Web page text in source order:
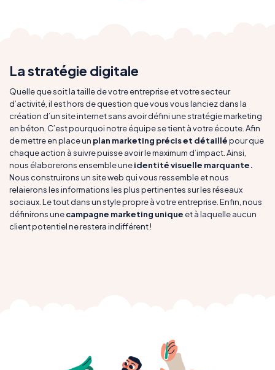
La stratégie digitale
Quelle que soit la taille de votre entreprise et votre secteur
d’activité, il est hors de question que vous vous lanciez dans la
création d’un site internet sans avoir défini une stratégie marketing
en béton. C’est pourquoi notre équipe se tient à votre écoute. Afin
de mettre en place un plan marketing précis et détaillépour que
chaque action à suivre puisse avoir le maximum d’impact. Ainsi,
nous élaborerons ensemble uneidentité visuelle marquante.
Nous construirons un site web qui vous ressemble et nous
relaierons les informations les plus pertinentes sur les réseaux
sociaux. Le tout dans un style propre à votre entreprise. Enfin, nous
définirons unecampagne marketing unique et à laquelle aucun
client potentiel ne restera indifférent !